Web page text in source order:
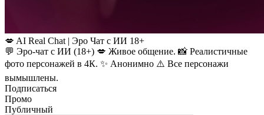
💋 AI Real Chat | Эро Чат с ИИ 18+
💬 Эро-чат с ИИ (18+) 💋 Живое общение. 📸 Реалистичные
фото персонажей в 4К. ✨ Анонимно ⚠️ Все персонажи
вымышлены.
Подписаться
Промо
Публичный